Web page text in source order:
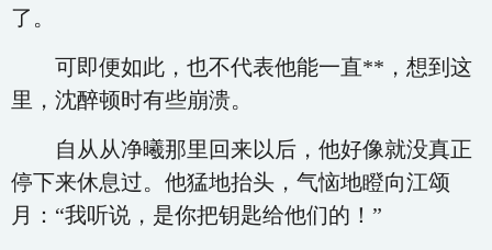
了。
可即便如此，也不代表他能一直**，想到这
里，沈醉顿时有些崩溃。
自从从净曦那里回来以后，他好像就没真正
停下来休息过。他猛地抬头，气恼地瞪向江颂
月：“我听说，是你把钥匙给他们的！”